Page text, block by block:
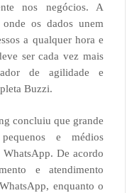
nos negócios. A
os dados unem
a qualquer hora e
ser cada vez mais
de agilidade e
Buzzi.
concluiu que grande
e médios
WhatsApp. De acordo
e atendimento
enquanto o